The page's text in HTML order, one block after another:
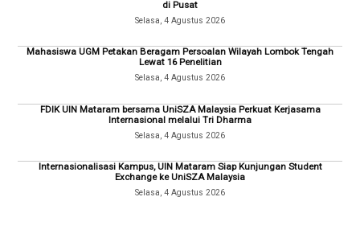
di Pusat
Selasa, 4 Agustus 2026
Mahasiswa UGM Petakan Beragam Persoalan Wilayah Lombok Tengah
Lewat 16 Penelitian
Selasa, 4 Agustus 2026
FDIK UIN Mataram bersama UniSZA Malaysia Perkuat Kerjasama
Internasional melalui Tri Dharma
Selasa, 4 Agustus 2026
Internasionalisasi Kampus, UIN Mataram Siap Kunjungan Student
Exchange ke UniSZA Malaysia
Selasa, 4 Agustus 2026